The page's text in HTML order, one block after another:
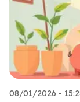
08/01/2026 -